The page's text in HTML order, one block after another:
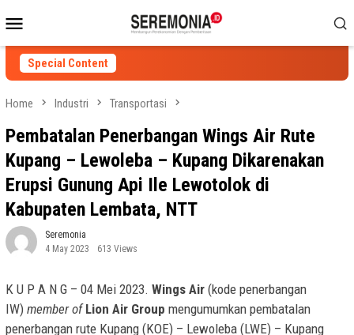
to
contentMenu
Special Content
Home Industri Transportasi
Pembatalan Penerbangan Wings Air Rute
Kupang – Lewoleba – Kupang Dikarenakan
Erupsi Gunung Api Ile Lewotolok di
Kabupaten Lembata, NTT
Seremonia
4 May 2023
613 Views
K U P A N G – 04 Mei 2023. Wings Air (kode penerbangan
IW) member of Lion Air Group mengumumkan pembatalan
penerbangan rute Kupang (KOE) – Lewoleba (LWE) – Kupang